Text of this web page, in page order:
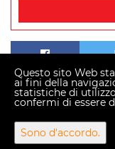
Tasso di
Web Design &
Questo sito Web
ai fini della
statistiche di
confermi di essere
Sono d'accordo.